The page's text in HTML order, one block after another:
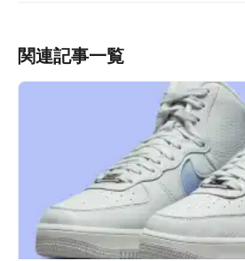
関連記事一覧